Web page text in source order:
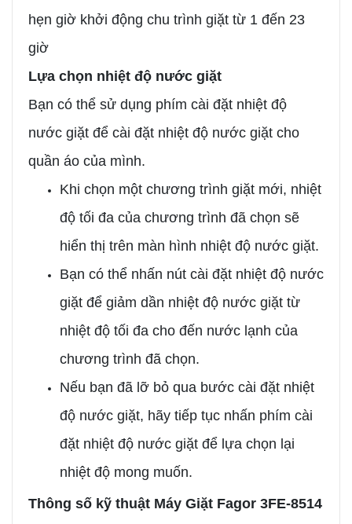
hẹn giờ khởi động chu trình giặt từ 1 đến 23
giờ
Lựa chọn nhiệt độ nước giặt
Bạn có thể sử dụng phím cài đặt nhiệt độ
nước giặt để cài đặt nhiệt độ nước giặt cho
quần áo của mình.
Khi chọn một chương trình giặt mới, nhiệt
độ tối đa của chương trình đã chọn sẽ
hiển thị trên màn hình nhiệt độ nước giặt.
Bạn có thể nhấn nút cài đặt nhiệt độ nước
giặt để giảm dần nhiệt độ nước giặt từ
nhiệt độ tối đa cho đến nước lạnh của
chương trình đã chọn.
Nếu bạn đã lỡ bỏ qua bước cài đặt nhiệt
độ nước giặt, hãy tiếp tục nhấn phím cài
đặt nhiệt độ nước giặt để lựa chọn lại
nhiệt độ mong muốn.
Thông số kỹ thuật Máy Giặt Fagor 3FE-8514